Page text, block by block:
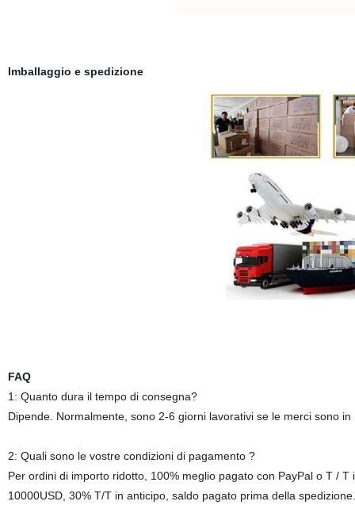
Imballaggio e spedizione
FAQ
1: Quanto dura il tempo di consegna?
Dipende. Normalmente, sono 2-6 giorni lavorativi se le merci sono
2: Quali sono le vostre condizioni di pagamento ?
Per ordini di importo ridotto, 100% meglio pagato con PayPal o T /
10000USD, 30% T/T in anticipo, saldo pagato prima della spedizione.